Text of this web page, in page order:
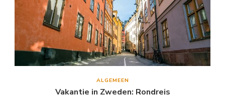
ALGEMEEN
Vakantie in Zweden: Rondreis